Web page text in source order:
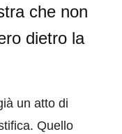
che non
dietro la
un atto di
Quello